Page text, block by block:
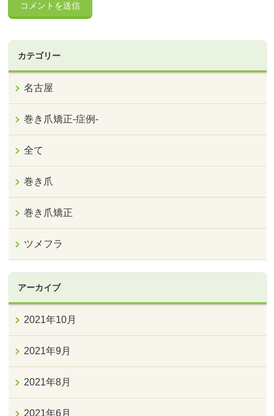
カテゴリー
名古屋
巻き爪矯正‐症例‐
全て
巻き爪
巻き爪矯正
ツメフラ
アーカイブ
2021年10月
2021年9月
2021年8月
2021年6月